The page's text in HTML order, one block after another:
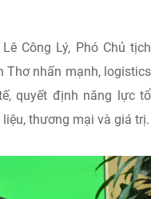
Cục Xuất nhập khẩu
không chỉ là dịch vụ
là yếu tố quan trọng
mở rộng thị trường và
chi phí, nâng cao chất
hóa và gia tăng giá trị